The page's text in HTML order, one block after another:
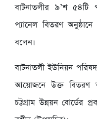
বাটনাতলীর ৯’শ ৫৪টি
প্যানেল বিতরণ
বলেন।
বাটনাতলী ইউনিয়ন পরিষদ
আয়োজনে উক্ত বিতরণ
চট্টগ্রাম উন্নয়ন বোর্ডের